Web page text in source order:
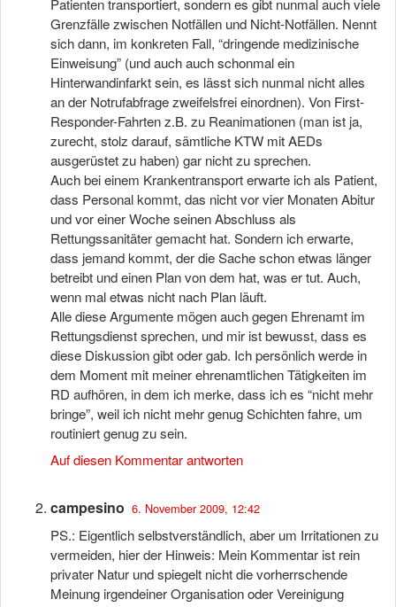
Patienten transportiert, sondern es gibt nunmal auch viele
Grenzfälle zwischen Notfällen und Nicht-Notfällen. Nennt
sich dann, im konkreten Fall, “dringende medizinische
Einweisung” (und auch auch schonmal ein
Hinterwandinfarkt sein, es lässt sich nunmal nicht alles
an der Notrufabfrage zweifelsfrei einordnen). Von First-
Responder-Fahrten z.B. zu Reanimationen (man ist ja,
zurecht, stolz darauf, sämtliche KTW mit AEDs
ausgerüstet zu haben) gar nicht zu sprechen.
Auch bei einem Krankentransport erwarte ich als Patient,
dass Personal kommt, das nicht vor vier Monaten Abitur
und vor einer Woche seinen Abschluss als
Rettungssanitäter gemacht hat. Sondern ich erwarte,
dass jemand kommt, der die Sache schon etwas länger
betreibt und einen Plan von dem hat, was er tut. Auch,
wenn mal etwas nicht nach Plan läuft.
Alle diese Argumente mögen auch gegen Ehrenamt im
Rettungsdienst sprechen, und mir ist bewusst, dass es
diese Diskussion gibt oder gab. Ich persönlich werde in
dem Moment mit meiner ehrenamtlichen Tätigkeiten im
RD aufhören, in dem ich merke, dass ich es “nicht mehr
bringe”, weil ich nicht mehr genug Schichten fahre, um
routiniert genug zu sein.
Auf diesen Kommentar antworten
campesino 6. November 2009, 12:42
PS.: Eigentlich selbstverständlich, aber um Irritationen zu
vermeiden, hier der Hinweis: Mein Kommentar ist rein
privater Natur und spiegelt nicht die vorherrschende
Meinung irgendeiner Organisation oder Vereinigung